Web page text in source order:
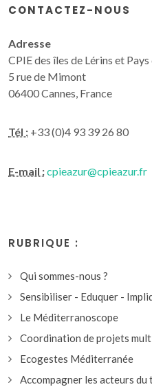
CONTACTEZ-NOUS
Adresse
CPIE des îles de Lérins et Pays
5 rue de Mimont
06400 Cannes, France
Tél : +33 (0)4 93 39 26 80
E-mail :cpieazur@cpieazur.fr
RUBRIQUE :
Qui sommes-nous ?
Sensibiliser - Eduquer -
Le Méditerranoscope
Coordination de projets
Ecogestes Méditerranée
Accompagner les acteurs